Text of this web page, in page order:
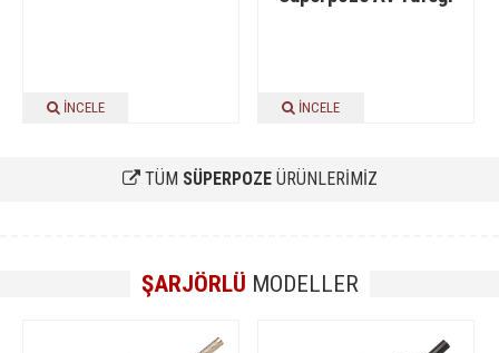
İNCELE İNCELE
TÜM SÜPERPOZEÜRÜNLERİMİZ
ŞARJÖRLÜ MODELLER